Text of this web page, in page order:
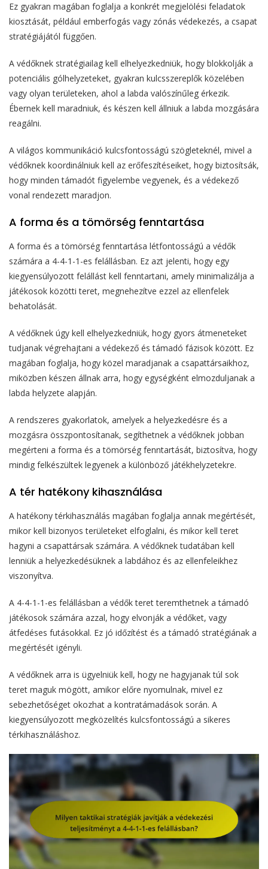
Ez gyakran magában foglalja a konkrét megjelölési feladatok
kiosztását, például emberfogás vagy zónás védekezés, a csapat
stratégiájától függően.
A védőknek stratégiailag kell elhelyezkedniük, hogy blokkolják a
potenciális gólhelyzeteket, gyakran kulcsszereplők közelében
vagy olyan területeken, ahol a labda valószínűleg érkezik.
Ébernek kell maradniuk, és készen kell állniuk a labda mozgására
reagálni.
A világos kommunikáció kulcsfontosságú szögleteknél, mivel a
védőknek koordinálniuk kell az erőfeszítéseiket, hogy biztosítsák,
hogy minden támadót figyelembe vegyenek, és a védekező
vonal rendezett maradjon.
A forma és a tömörség fenntartása
A forma és a tömörség fenntartása létfontosságú a védők
számára a 4-4-1-1-es felállásban. Ez azt jelenti, hogy egy
kiegyensúlyozott felállást kell fenntartani, amely minimalizálja a
játékosok közötti teret, megnehezítve ezzel az ellenfelek
behatolását.
A védőknek úgy kell elhelyezkedniük, hogy gyors átmeneteket
tudjanak végrehajtani a védekező és támadó fázisok között. Ez
magában foglalja, hogy közel maradjanak a csapattársaikhoz,
miközben készen állnak arra, hogy egységként elmozduljanak a
labda helyzete alapján.
A rendszeres gyakorlatok, amelyek a helyezkedésre és a
mozgásra összpontosítanak, segíthetnek a védőknek jobban
megérteni a forma és a tömörség fenntartását, biztosítva, hogy
mindig felkészültek legyenek a különböző játékhelyzetekre.
A tér hatékony kihasználása
A hatékony térkihasználás magában foglalja annak megértését,
mikor kell bizonyos területeket elfoglalni, és mikor kell teret
hagyni a csapattársak számára. A védőknek tudatában kell
lenniük a helyezkedésüknek a labdához és az ellenfeleikhez
viszonyítva.
A 4-4-1-1-es felállásban a védők teret teremthetnek a támadó
játékosok számára azzal, hogy elvonják a védőket, vagy
átfedéses futásokkal. Ez jó időzítést és a támadó stratégiának a
megértését igényli.
A védőknek arra is ügyelniük kell, hogy ne hagyjanak túl sok
teret maguk mögött, amikor előre nyomulnak, mivel ez
sebezhetőséget okozhat a kontratámadások során. A
kiegyensúlyozott megközelítés kulcsfontosságú a sikeres
térkihasználáshoz.